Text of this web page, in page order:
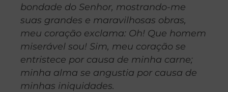
bondade do Senhor, mostrando-me
suas grandes e maravilhosas obras,
meu coração exclama: Oh! Que homem
miserável sou! Sim, meu coração se
entristece por causa de minha carne;
minha alma se angustia por causa de
minhas iniquidades.